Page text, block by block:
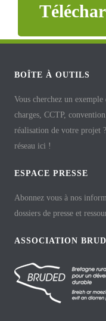
BOÎTE À OUTILS
Vous cherchez un
charges, CCTP,
réalisation de votre projet
réseau ici !
ESPACE PRESSE
Abonnez vous à nos
dossiers de presse et
ASSOCIATION